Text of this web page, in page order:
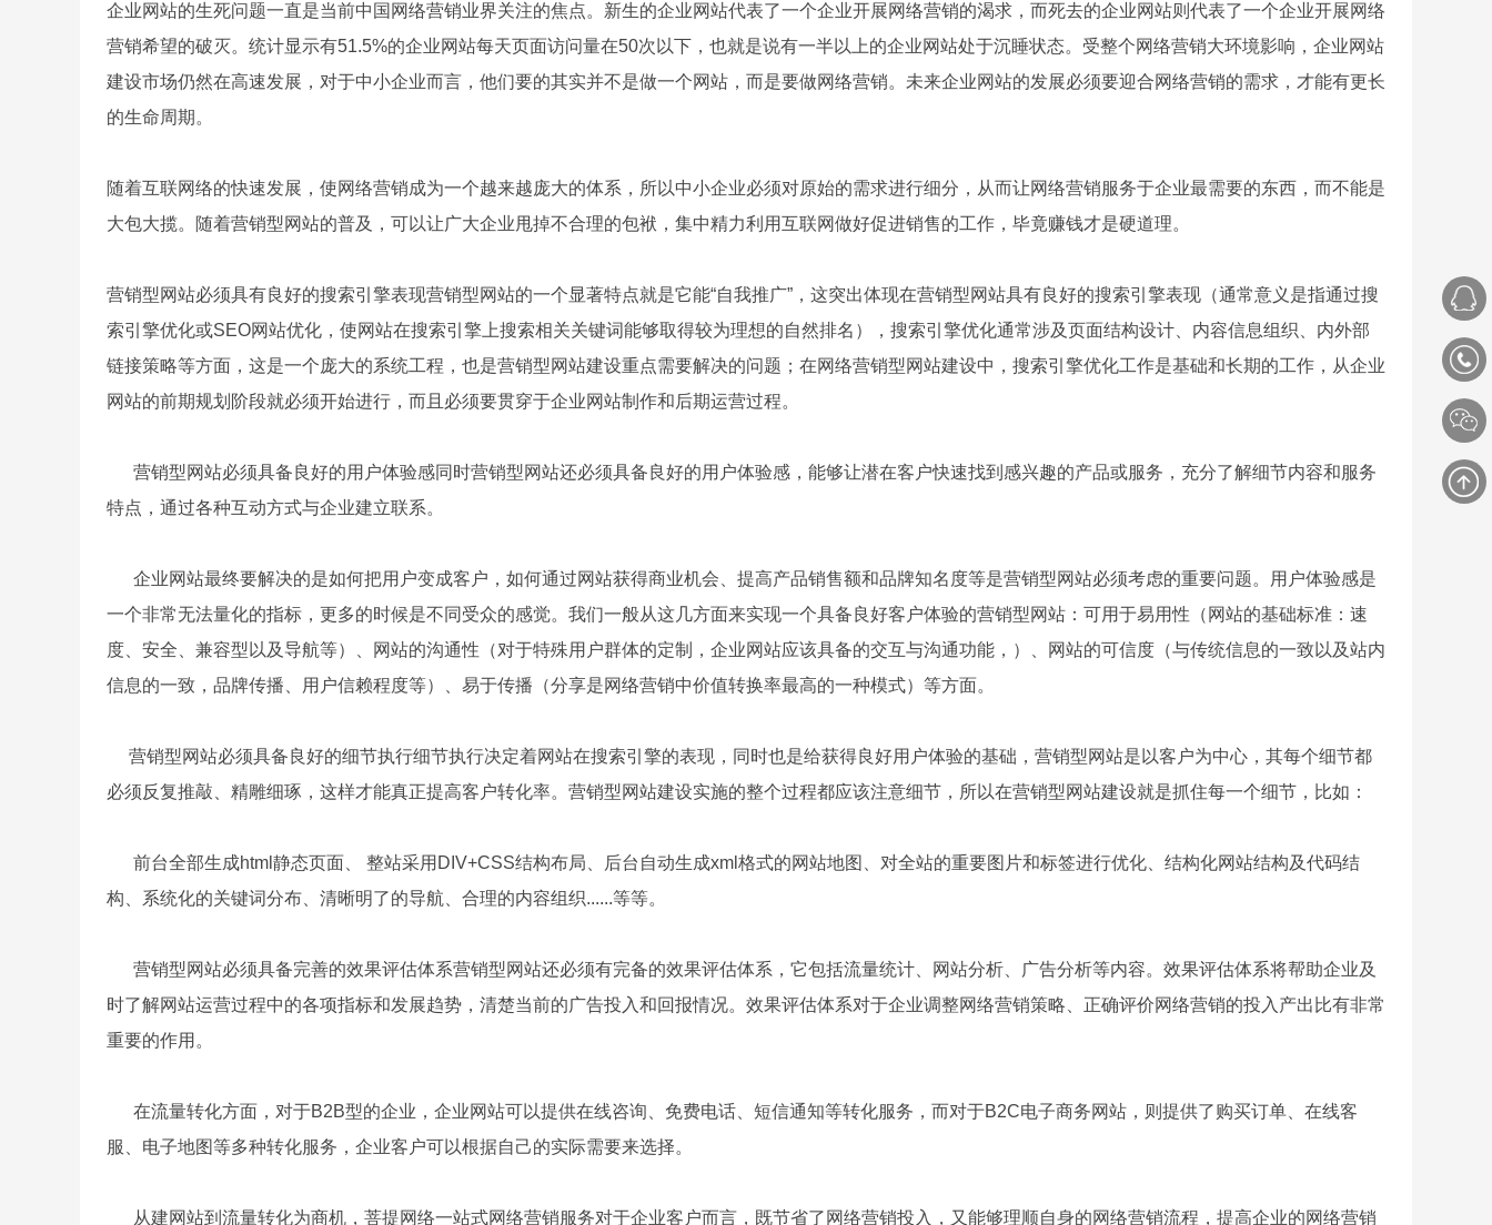
企业网站的生死问题一直是当前中国网络营销业界关注的焦点。新生的企业网站代表了一个企业开展网络营销的渴求，而死去的企业网站则代表了一个企业开展网络
营销希望的破灭。统计显示有51.5%的企业网站每天页面访问量在50次以下，也就是说有一半以上的企业网站处于沉睡状态。受整个网络营销大环境影响，企业网站
建设市场仍然在高速发展，对于中小企业而言，他们要的其实并不是做一个网站，而是要做网络营销。未来企业网站的发展必须要迎合网络营销的需求，才能有更长
的生命周期。
随着互联网络的快速发展，使网络营销成为一个越来越庞大的体系，所以中小企业必须对原始的需求进行细分，从而让网络营销服务于企业最需要的东西，而不能是
大包大揽。随着营销型网站的普及，可以让广大企业甩掉不合理的包袱，集中精力利用互联网做好促进销售的工作，毕竟赚钱才是硬道理。
营销型网站必须具有良好的搜索引擎表现营销型网站的一个显著特点就是它能“自我推广”，这突出体现在营销型网站具有良好的搜索引擎表现（通常意义是指通过搜
索引擎优化或SEO网站优化，使网站在搜索引擎上搜索相关关键词能够取得较为理想的自然排名），搜索引擎优化通常涉及页面结构设计、内容信息组织、内外部
链接策略等方面，这是一个庞大的系统工程，也是营销型网站建设重点需要解决的问题；在网络营销型网站建设中，搜索引擎优化工作是基础和长期的工作，从企业
网站的前期规划阶段就必须开始进行，而且必须要贯穿于企业网站制作和后期运营过程。
营销型网站必须具备良好的用户体验感同时营销型网站还必须具备良好的用户体验感，能够让潜在客户快速找到感兴趣的产品或服务，充分了解细节内容和服务
特点，通过各种互动方式与企业建立联系。
企业网站最终要解决的是如何把用户变成客户，如何通过网站获得商业机会、提高产品销售额和品牌知名度等是营销型网站必须考虑的重要问题。用户体验感是
一个非常无法量化的指标，更多的时候是不同受众的感觉。我们一般从这几方面来实现一个具备良好客户体验的营销型网站：可用于易用性（网站的基础标准：速
度、安全、兼容型以及导航等）、网站的沟通性（对于特殊用户群体的定制，企业网站应该具备的交互与沟通功能，）、网站的可信度（与传统信息的一致以及站内
信息的一致，品牌传播、用户信赖程度等）、易于传播（分享是网络营销中价值转换率最高的一种模式）等方面。
营销型网站必须具备良好的细节执行细节执行决定着网站在搜索引擎的表现，同时也是给获得良好用户体验的基础，营销型网站是以客户为中心，其每个细节都
必须反复推敲、精雕细琢，这样才能真正提高客户转化率。营销型网站建设实施的整个过程都应该注意细节，所以在营销型网站建设就是抓住每一个细节，比如：
前台全部生成html静态页面、 整站采用DIV+CSS结构布局、后台自动生成xml格式的网站地图、对全站的重要图片和标签进行优化、结构化网站结构及代码结
构、系统化的关键词分布、清晰明了的导航、合理的内容组织......等等。
营销型网站必须具备完善的效果评估体系营销型网站还必须有完备的效果评估体系，它包括流量统计、网站分析、广告分析等内容。效果评估体系将帮助企业及
时了解网站运营过程中的各项指标和发展趋势，清楚当前的广告投入和回报情况。效果评估体系对于企业调整网络营销策略、正确评价网络营销的投入产出比有非常
重要的作用。
在流量转化方面，对于B2B型的企业，企业网站可以提供在线咨询、免费电话、短信通知等转化服务，而对于B2C电子商务网站，则提供了购买订单、在线客
服、电子地图等多种转化服务，企业客户可以根据自己的实际需要来选择。
从建网站到流量转化为商机，菩提网络一站式网络营销服务对于企业客户而言，既节省了网络营销投入，又能够理顺自身的网络营销流程，提高企业的网络营销